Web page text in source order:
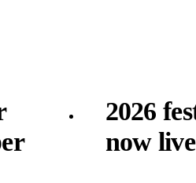
2026
now live